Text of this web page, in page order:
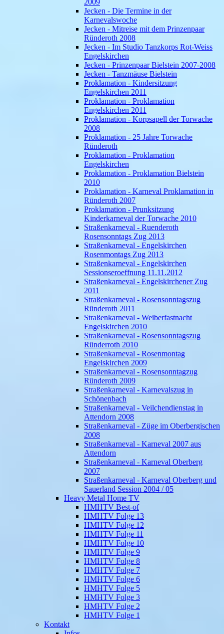
2009
Jecken - Die Termine in der
Karnevalswoche
Jecken - Mitreise mit dem Prinzenpaar
Ründeroth 2008
Jecken - Im Studio Tanzkorps Rot-Weiss
Engelskirchen
Jecken - Prinzenpaar Bielstein 2007-2008
Jecken - Tanzmäuse Bielstein
Proklamation - Kindersitzung
Engelskirchen 2011
Proklamation - Proklamation
Engelskirchen 2011
Proklamation - Korpsapell der Torwache
2008
Proklamation - 25 Jahre Torwache
Ründeroth
Proklamation - Proklamation
Engelskirchen
Proklamation - Proklamation Bielstein
2010
Proklamation - Karneval Proklamation in
Ründeroth 2007
Proklamation - Prunksitzung
Kinderkarneval der Torwache 2010
Straßenkarneval - Ruenderoth
Rosensonntags Zug 2013
Straßenkarneval - Engelskirchen
Rosenmontags Zug 2013
Straßenkarneval - Engelskirchen
Sessionseroeffnung 11.11.2012
Straßenkarneval - Engelskirchener Zug
2011
Straßenkarneval - Rosensonntagszug
Ründeroth 2011
Straßenkarneval - Weiberfastnacht
Engelskirchen 2010
Straßenkarneval - Rosensonntagszug
Ründerroth 2010
Straßenkarneval - Rosenmontag
Engelskirchen 2009
Straßenkarneval - Rosensonntagzug
Ründeroth 2009
Straßenkarneval - Karnevalszug in
Schönenbach
Straßenkarneval - Veilchendienstag in
Attendorn 2008
Straßenkarneval - Züge im Oberbergischen
2008
Straßenkarneval - Karneval 2007 aus
Attendorn
Straßenkarneval - Karneval Oberberg
2007
Straßenkarneval - Karneval Oberberg und
Sauerland Session 2004 / 05
Heavy Metal Home TV
HMHTV Best-of
HMHTV Folge 13
HMHTV Folge 12
HMHTV Folge 11
HMHTV Folge 10
HMHTV Folge 9
HMHTV Folge 8
HMHTV Folge 7
HMHTV Folge 6
HMHTV Folge 5
HMHTV Folge 3
HMHTV Folge 2
HMHTV Folge 1
Kontakt